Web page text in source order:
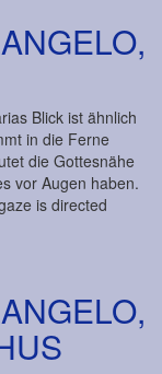
Blick ist ähnlich
in die Ferne
die Gottesnähe
vor Augen haben.
is directed